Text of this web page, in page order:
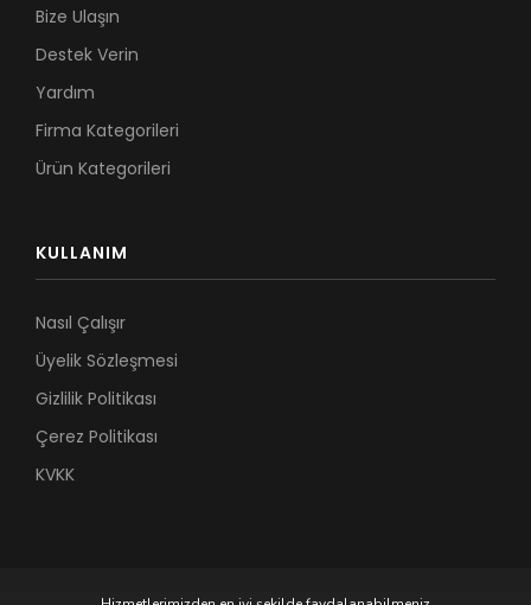
Bize Ulaşın
Destek Verin
Yardım
Firma Kategorileri
Ürün Kategorileri
KULLANIM
Nasıl Çalışır
Üyelik Sözleşmesi
Gizlilik Politikası
Çerez Politikası
KVKK